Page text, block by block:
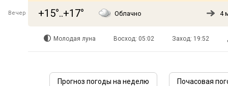
Вечер +15°..+17° Облачно 4
Молодая луна Восход: 05:02 Заход: 19:52
Прогноз погоды на неделю Почасовая